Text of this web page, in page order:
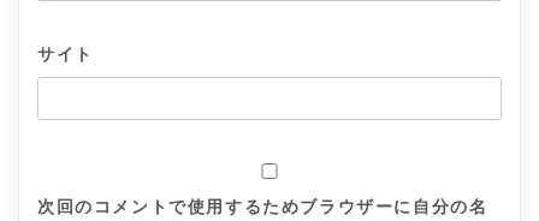
サイト
次回のコメントで使用するためブラウザーに自分の名